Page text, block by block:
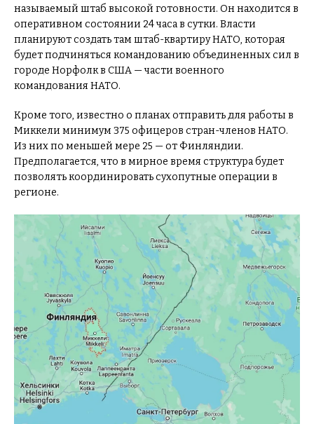
называемый штаб высокой готовности. Он находится в
оперативном состоянии 24 часа в сутки. Власти
планируют создать там штаб-квартиру НАТО, которая
будет подчиняться командованию объединенных сил в
городе Норфолк в США — части военного
командования НАТО.
Кроме того, известно о планах отправить для работы в
Миккели минимум 375 офицеров стран-членов НАТО.
Из них по меньшей мере 25 — от Финляндии.
Предполагается, что в мирное время структура будет
позволять координировать сухопутные операции в
регионе.